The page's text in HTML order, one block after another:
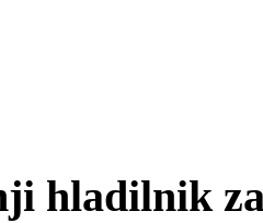
hladilnik